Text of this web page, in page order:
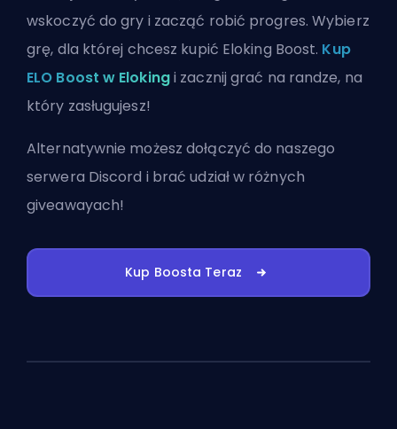
wskoczyć do gry i zacząć robić progres. Wybierz
grę, dla której chcesz kupić Eloking Boost. Kup
ELO Boost w Elokingi zacznij grać na randze, na
który zasługujesz!
Alternatywnie możeszdołączyć do naszego
serwera Discord i brać udział w różnych
giveawayach!
Kup Boosta Teraz